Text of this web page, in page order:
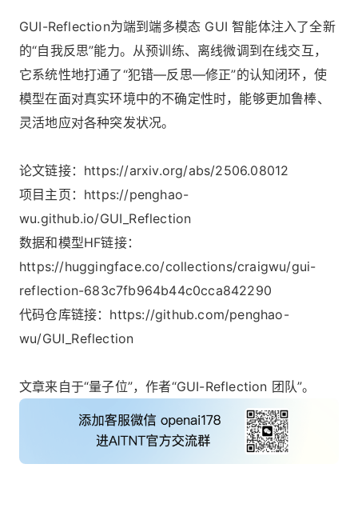
GUI-Reflection为端到端多模态 GUI 智能体注入了全新
的“自我反思”能力。从预训练、离线微调到在线交互，
它系统性地打通了“犯错—反思—修正”的认知闭环，使
模型在面对真实环境中的不确定性时，能够更加鲁棒、
灵活地应对各种突发状况。
论文链接：https://arxiv.org/abs/2506.08012
项目主页：https://penghao-
wu.github.io/GUI_Reflection
数据和模型HF链接：
https://huggingface.co/collections/craigwu/gui-
reflection-683c7fb964b44c0cca842290
代码仓库链接：https://github.com/penghao-
wu/GUI_Reflection
文章来自于“量子位”，作者“GUI-Reflection 团队”。